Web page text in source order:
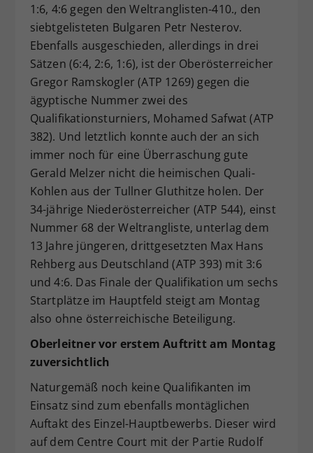
1:6, 4:6 gegen den Weltranglisten-410., den
siebtgelisteten Bulgaren Petr Nesterov.
Ebenfalls ausgeschieden, allerdings in drei
Sätzen (6:4, 2:6, 1:6), ist der Oberösterreicher
Gregor Ramskogler (ATP 1269) gegen die
ägyptische Nummer zwei des
Qualifikationsturniers, Mohamed Safwat (ATP
382). Und letztlich konnte auch der an sich
immer noch für eine Überraschung gute
Gerald Melzer nicht die heimischen Quali-
Kohlen aus der Tullner Gluthitze holen. Der
34-jährige Niederösterreicher (ATP 544), einst
Nummer 68 der Weltrangliste, unterlag dem
13 Jahre jüngeren, drittgesetzten Max Hans
Rehberg aus Deutschland (ATP 393) mit 3:6
und 4:6. Das Finale der Qualifikation um sechs
Startplätze im Hauptfeld steigt am Montag
also ohne österreichische Beteiligung.
Oberleitner vor erstem Auftritt am Montag
zuversichtlich
Naturgemäß noch keine Qualifikanten im
Einsatz sind zum ebenfalls montäglichen
Auftakt des Einzel-Hauptbewerbs. Dieser wird
auf dem Centre Court mit der Partie Rudolf